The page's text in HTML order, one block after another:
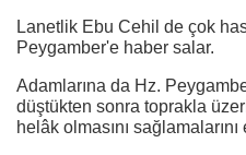
Lanetlik Ebu Cehil de çok
Peygamber'e haber salar.
Adamlarına da Hz.
düştükten sonra toprakla
helâk olmasını sağlamalarını